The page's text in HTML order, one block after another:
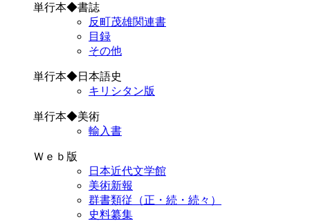
単行本◆書誌
反町茂雄関連書
目録
その他
単行本◆日本語史
キリシタン版
単行本◆美術
輸入書
Ｗｅｂ版
日本近代文学館
美術新報
群書類従（正・続・続々）
史料纂集